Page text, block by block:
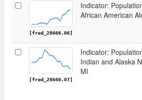
[fred_28666.06]
Indicator:
African American
[fred_28666.07]
Indicator:
Indian and Alaska
MI